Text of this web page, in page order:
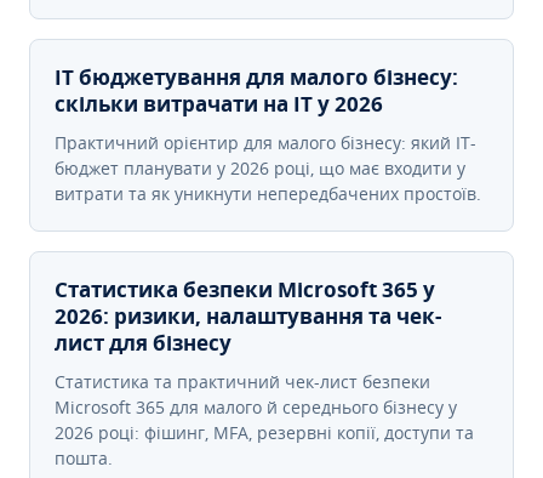
IT бюджетування для малого бізнесу:
скільки витрачати на IT у 2026
Практичний орієнтир для малого бізнесу: який IT-
бюджет планувати у 2026 році, що має входити у
витрати та як уникнути непередбачених простоїв.
Статистика безпеки Microsoft 365 у
2026: ризики, налаштування та чек-
лист для бізнесу
Статистика та практичний чек-лист безпеки
Microsoft 365 для малого й середнього бізнесу у
2026 році: фішинг, MFA, резервні копії, доступи та
пошта.